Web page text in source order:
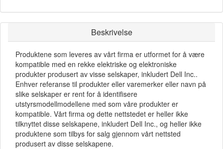
Beskrivelse
Produktene som leveres av vårt firma er utformet for å være
kompatible med en rekke elektriske og elektroniske
produkter produsert av visse selskaper, inkludert Dell Inc..
Enhver referanse til produkter eller varemerker eller navn på
slike selskaper er rent for å identifisere
utstyrsmodellmodellene med som våre produkter er
kompatible. Vårt firma og dette nettstedet er heller ikke
tilknyttet disse selskapene, inkludert Dell Inc., og heller ikke
produktene som tilbys for salg gjennom vårt nettsted
produsert av disse selskapene.